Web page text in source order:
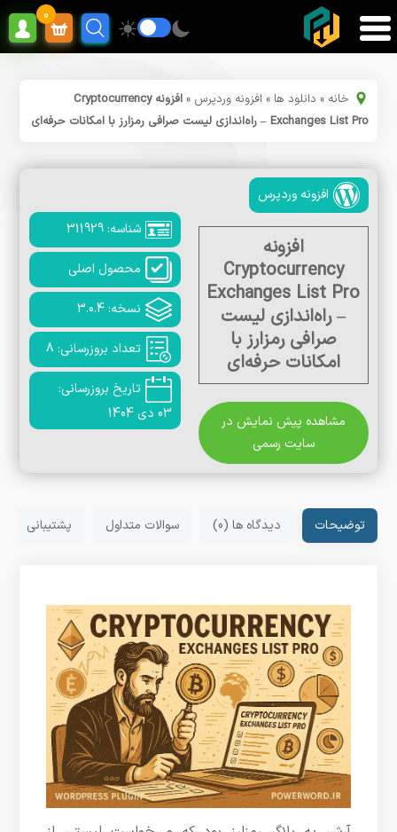
0
خانه » دانلود ها » افزونه وردپرس »
افزونه Cryptocurrency
Exchanges List Pro – راه‌اندازی لیست صرافی رمزارز با امکانات حرفه‌ای
افزونه وردپرس
افزونه
Cryptocurrency
Exchanges List Pro
– راه‌اندازی لیست
صرافی رمزارز با
امکانات حرفه‌ای
مشاهده پیش نمایش در
سایت رسمی
شناسه: 311929
محصول اصلی
نسخه: 3.0.4
تعداد بروزرسانی: 8
تاریخ بروزرسانی:
03 دی 1404
توضیحات دیدگاه ها (0) سوالات متداول پشتیبانی